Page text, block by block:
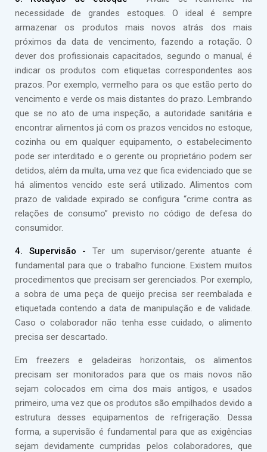
necessidade de grandes estoques. O ideal é sempre
armazenar os produtos mais novos atrás dos mais
próximos da data de vencimento, fazendo a rotação. O
dever dos profissionais capacitados, segundo o manual, é
indicar os produtos com etiquetas correspondentes aos
prazos. Por exemplo, vermelho para os que estão perto do
vencimento e verde os mais distantes do prazo. Lembrando
que se no ato de uma inspeção, a autoridade sanitária e
encontrar alimentos já com os prazos vencidos no estoque,
cozinha ou em qualquer equipamento, o estabelecimento
pode ser interditado e o gerente ou proprietário podem ser
detidos, além da multa, uma vez que fica evidenciado que se
há alimentos vencido este será utilizado. Alimentos com
prazo de validade expirado se configura “crime contra as
relações de consumo” previsto no código de defesa do
consumidor.
4. Supervisão -Ter um supervisor/gerente atuante é
fundamental para que o trabalho funcione. Existem muitos
procedimentos que precisam ser gerenciados. Por exemplo,
a sobra de uma peça de queijo precisa ser reembalada e
etiquetada contendo a data de manipulação e de validade.
Caso o colaborador não tenha esse cuidado, o alimento
precisa ser descartado.
Em freezers e geladeiras horizontais, os alimentos
precisam ser monitorados para que os mais novos não
sejam colocados em cima dos mais antigos, e usados
primeiro, uma vez que os produtos são empilhados devido a
estrutura desses equipamentos de refrigeração. Dessa
forma, a supervisão é fundamental para que as exigências
sejam devidamente cumpridas pelos colaboradores, que